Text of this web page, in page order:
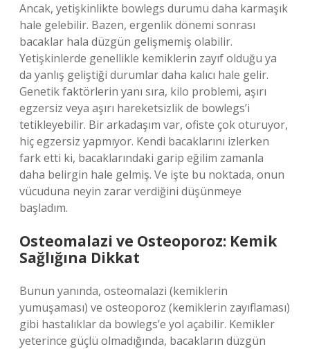
Ancak, yetişkinlikte bowlegs durumu daha karmaşık
hale gelebilir. Bazen, ergenlik dönemi sonrası
bacaklar hala düzgün gelişmemiş olabilir.
Yetişkinlerde genellikle kemiklerin zayıf olduğu ya
da yanlış geliştiği durumlar daha kalıcı hale gelir.
Genetik faktörlerin yanı sıra, kilo problemi, aşırı
egzersiz veya aşırı hareketsizlik de bowlegs’i
tetikleyebilir. Bir arkadaşım var, ofiste çok oturuyor,
hiç egzersiz yapmıyor. Kendi bacaklarını izlerken
fark etti ki, bacaklarındaki garip eğilim zamanla
daha belirgin hale gelmiş. Ve işte bu noktada, onun
vücuduna neyin zarar verdiğini düşünmeye
başladım.
Osteomalazi ve Osteoporoz: Kemik
Sağlığına Dikkat
Bunun yanında, osteomalazi (kemiklerin
yumuşaması) ve osteoporoz (kemiklerin zayıflaması)
gibi hastalıklar da bowlegs’e yol açabilir. Kemikler
yeterince güçlü olmadığında, bacakların düzgün